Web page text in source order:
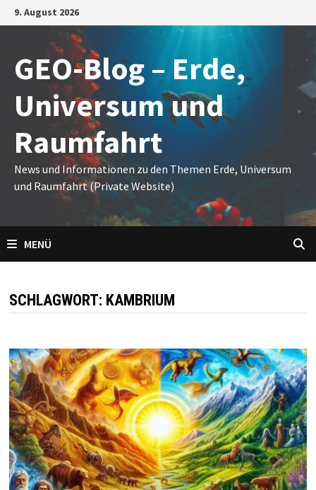
Zum
Inhalt
9. August 2026
GEO-Blog – Erde,
Universum und
Raumfahrt
News und Informationen zu den Themen Erde, Universum
und Raumfahrt (Private Website)
MENÜ
SCHLAGWORT: KAMBRIUM